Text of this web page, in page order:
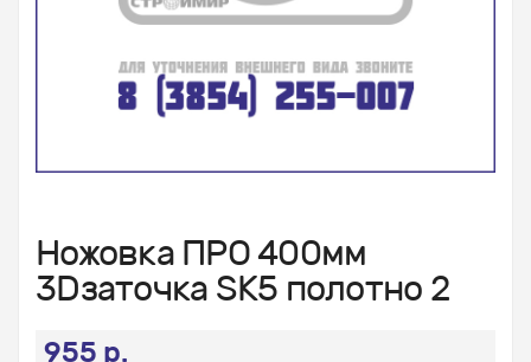
Ножовка ПРО 400мм
3Dзаточка SK5 полотно 2
955 р.